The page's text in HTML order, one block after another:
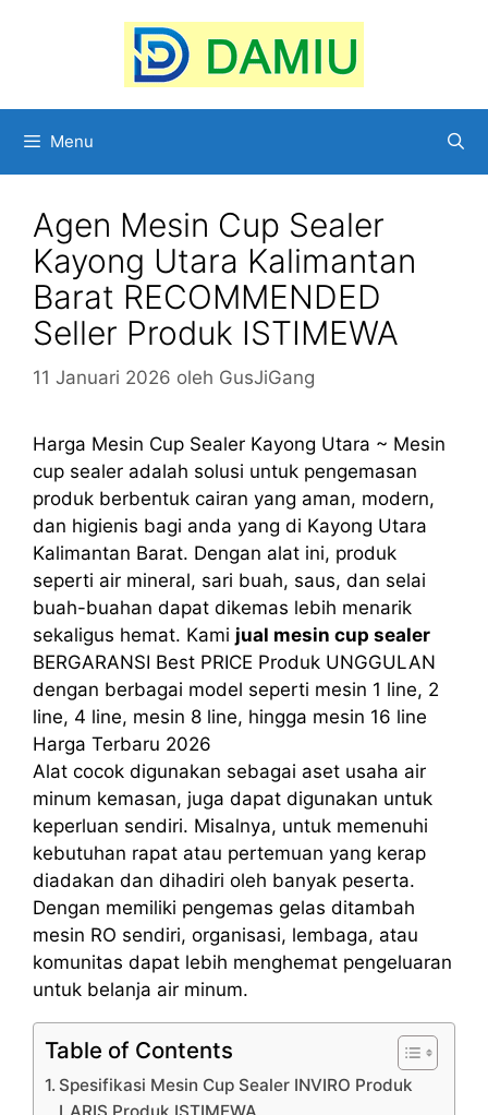
Menu
Agen Mesin Cup Sealer
Kayong Utara Kalimantan
Barat RECOMMENDED
Seller Produk ISTIMEWA
11 Januari 2026 oleh GusJiGang
Harga Mesin Cup Sealer Kayong Utara ~ Mesin
cup sealer adalah solusi untuk pengemasan
produk berbentuk cairan yang aman, modern,
dan higienis bagi anda yang di Kayong Utara
Kalimantan Barat. Dengan alat ini, produk
seperti air mineral, sari buah, saus, dan selai
buah-buahan dapat dikemas lebih menarik
sekaligus hemat. Kami jual mesin cup sealer
BERGARANSI Best PRICE Produk UNGGULAN
dengan berbagai model seperti mesin 1 line, 2
line, 4 line, mesin 8 line, hingga mesin 16 line
Harga Terbaru 2026
Alat cocok digunakan sebagai aset usaha air
minum kemasan, juga dapat digunakan untuk
keperluan sendiri. Misalnya, untuk memenuhi
kebutuhan rapat atau pertemuan yang kerap
diadakan dan dihadiri oleh banyak peserta.
Dengan memiliki pengemas gelas ditambah
mesin RO sendiri, organisasi, lembaga, atau
komunitas dapat lebih menghemat pengeluaran
untuk belanja air minum.
Table of Contents
Spesifikasi Mesin Cup Sealer INVIRO Produk
LARIS Produk ISTIMEWA